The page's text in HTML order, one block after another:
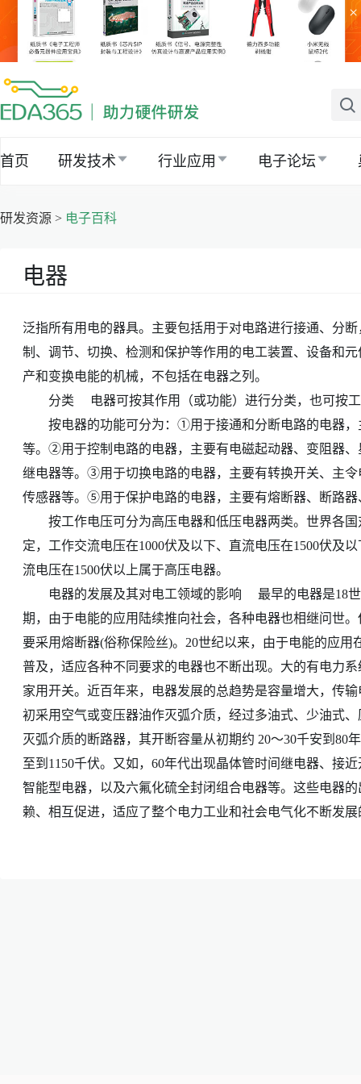
×
首页 研发技术 行业应用 电子论坛
研发资源 > 电子百科
电器
泛指所有用电的器具。主要包括用于对电路进行接通、分
制、调节、切换、检测和保护等作用的电工装置、设备和
产和变换电能的机械，不包括在电器之列。
分类 电器可按其作用（或功能）进行分类，也可按工
按电器的功能可分为：①用于接通和分断电路的电器，
等。②用于控制电路的电器，主要有电磁起动器、变阻器
继电器等。③用于切换电路的电器，主要有转换开关、主
传感器等。⑤用于保护电路的电器，主要有熔断器、断路
按工作电压可分为高压电器和低压电器两类。世界各国
定，工作交流电压在1000伏及以下、直流电压在1500伏及
流电压在1500伏以上属于高压电器。
电器的发展及其对电工领域的影响 最早的电器是18世
期，由于电能的应用陆续推向社会，各种电器也相继问世
要采用熔断器(俗称保险丝)。20世纪以来，由于电能的应
普及，适应各种不同要求的电器也不断出现。大的有电力
家用开关。近百年来，电器发展的总趋势是容量增大，传
初采用空气或变压器油作灭弧介质，经过多油式、少油式
灭弧介质的断路器，其开断容量从初期约 20～30千安到80
至到1150千伏。又如，60年代出现晶体管时间继电器、接
智能型电器，以及六氟化硫全封闭组合电器等。这些电器
赖、相互促进，适应了整个电力工业和社会电气化不断发展